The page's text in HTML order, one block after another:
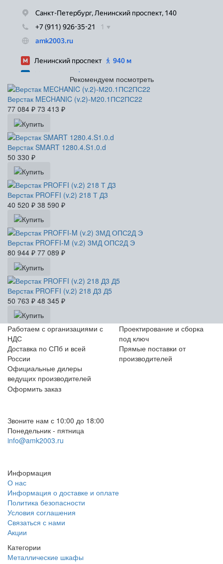
Рекомендуем посмотреть
Верстак MECHANIC (v.2)-М20.1ПС2ПС22
77 084 ₽ 73 413 ₽
Верстак SMART 1280.4.S1.0.d
50 330 ₽
Верстак PROFFI (v.2) 218 Т Д3
40 520 ₽ 38 590 ₽
Верстак PROFFI-M (v.2) 3МД ОПС2Д Э
80 944 ₽ 77 089 ₽
Верстак PROFFI (v.2) 218 Д3 Д5
50 763 ₽ 48 345 ₽
Работаем с организациями с
НДС
Проектирование и сборка
под ключ
Доставка по СПб и всей
России
Прямые поставки от
производителей
Официальные дилеры
ведущих производителей
Оформить заказ
Звоните нам с 10:00 до 18:00
Понедельник - пятница
info@amk2003.ru
Информация
О нас
Информация о доставке и оплате
Политика безопасности
Условия соглашения
Связаться с нами
Акции
Категории
Металлические шкафы